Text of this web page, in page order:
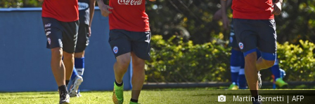
Martín Bernetti | AFP